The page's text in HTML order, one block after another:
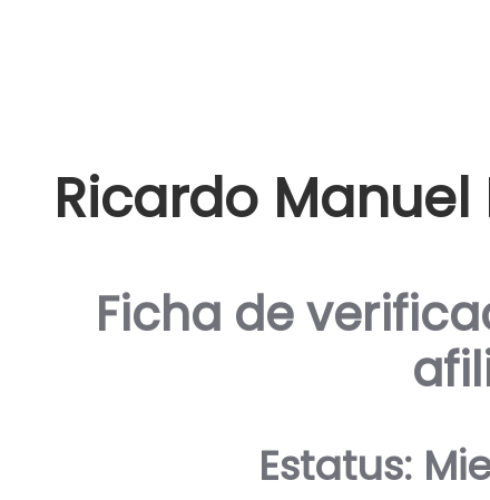
Ricardo
Ficha de
Estatus: